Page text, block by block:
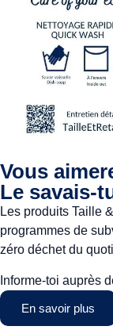
Vous
Le savais-
Les produits Taille
programmes de
zéro déchet du
Informe-toi auprès
En savoir plus